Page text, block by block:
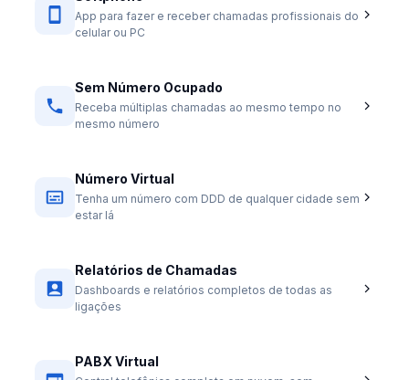
App para fazer e receber chamadas profissionais do
celular ou PC
Sem Número Ocupado
Receba múltiplas chamadas ao mesmo tempo no
mesmo número
Número Virtual
Tenha um número com DDD de qualquer cidade sem
estar lá
Relatórios de Chamadas
Dashboards e relatórios completos de todas as
ligações
PABX Virtual